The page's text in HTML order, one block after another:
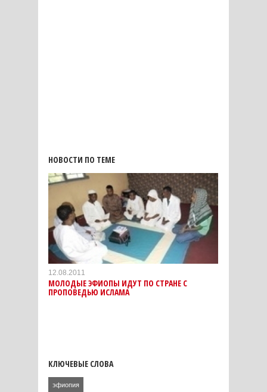
НОВОСТИ ПО ТЕМЕ
12.08.2011
МОЛОДЫЕ ЭФИОПЫ ИДУТ ПО СТРАНЕ С
ПРОПОВЕДЬЮ ИСЛАМА
КЛЮЧЕВЫЕ СЛОВА
эфиопия